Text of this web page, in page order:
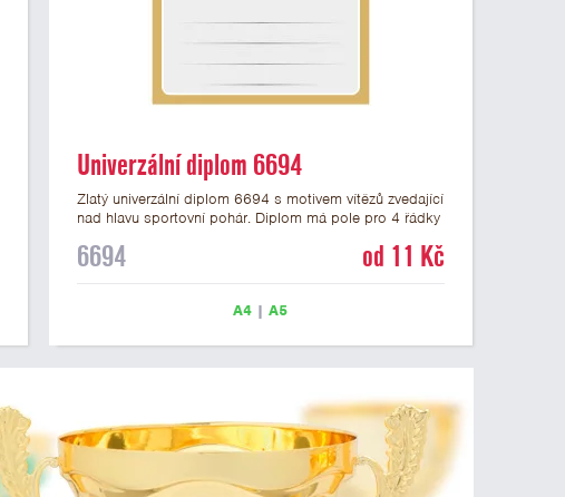
Univerzální diplom 6694
Zlatý univerzální diplom 6694 s motivem vítězů zvedající
nad hlavu sportovní pohár. Diplom má pole pro 4 řádky
máme ve formátu A4 a A5. Tento univerzální diplom je
diplom s univerzálním motivem vítězů s pohárem má
6694 od 11 Kč
A4 |A5